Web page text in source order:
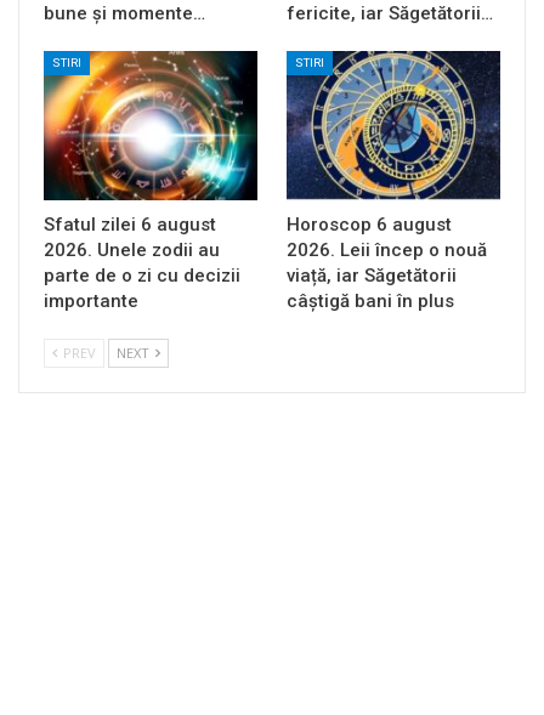
bune și momente…
fericite, iar Săgetătorii…
STIRI
Sfatul zilei 6 august
2026. Unele zodii au
parte de o zi cu decizii
importante
STIRI
Horoscop 6 august
2026. Leii încep o nouă
viață, iar Săgetătorii
câștigă bani în plus
PREV NEXT